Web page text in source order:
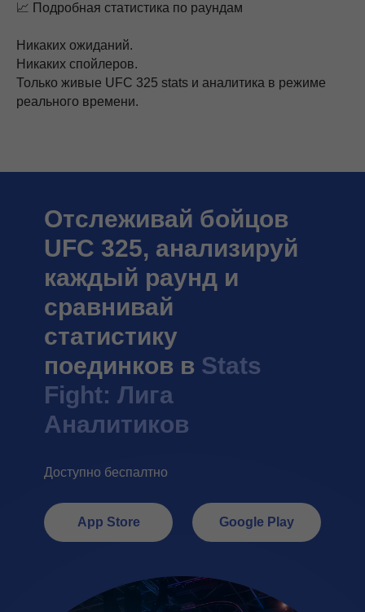
📈 Подробная статистика по раундам
Никаких ожиданий.
Никаких спойлеров.
Только живые UFC 325 stats и аналитика в режиме
реального времени.
Отслеживай бойцов
UFC 325, анализируй
каждый раунд и
сравнивай
статистику
поединков в Stats
Fight: Лига
Аналитиков
Доступно беспалтно
Google Play
App Store